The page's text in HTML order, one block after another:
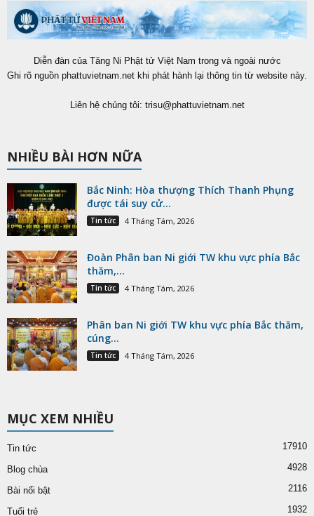
Diễn đàn của Tăng Ni Phật tử Việt Nam trong và ngoài nước
Ghi rõ nguồn phattuvietnam.net khi phát hành lại thông tin từ website này.
Liên hệ chúng tôi: trisu@phattuvietnam.net
NHIỀU BÀI HƠN NỮA
Bắc Ninh: Hòa thượng Thích Thanh Phụng
được tái suy cử...
Tin tức 4 Tháng Tám, 2026
Đoàn Phân ban Ni giới TW khu vực phía Bắc
thăm,...
Tin tức 4 Tháng Tám, 2026
Phân ban Ni giới TW khu vực phía Bắc thăm,
cúng...
Tin tức 4 Tháng Tám, 2026
MỤC XEM NHIỀU
Tin tức 17910
Blog chùa 4928
Bài nổi bật 2116
Tuổi trẻ 1932